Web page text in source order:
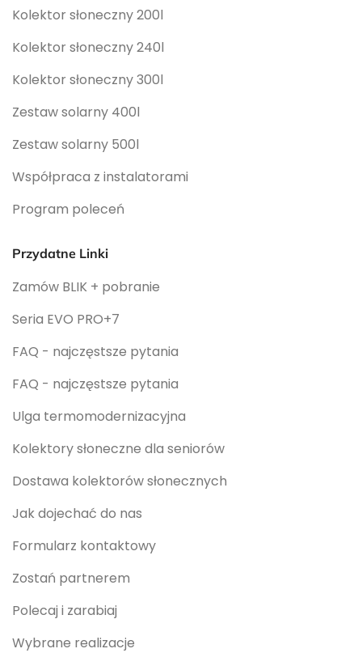
Kolektor słoneczny 200l
Kolektor słoneczny 240l
Kolektor słoneczny 300l
Zestaw solarny 400l
Zestaw solarny 500l
Współpraca z instalatorami
Program poleceń
Przydatne Linki
Zamów BLIK + pobranie
Seria EVO PRO+7
FAQ - najczęstsze pytania
FAQ - najczęstsze pytania
Ulga termomodernizacyjna
Kolektory słoneczne dla seniorów
Dostawa kolektorów słonecznych
Jak dojechać do nas
Formularz kontaktowy
Zostań partnerem
Polecaj i zarabiaj
Wybrane realizacje